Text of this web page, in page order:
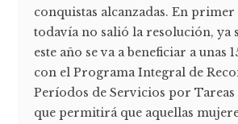
conquistas alcanzadas. En
todavía no salió la resolución, ya
este año se va a beneficiar a unas
con el Programa Integral de
Períodos de Servicios por Tareas
que permitirá que aquellas